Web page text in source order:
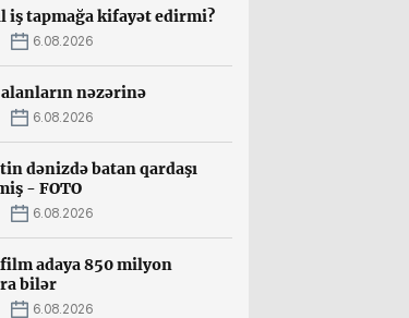
iş tapmağa kifayət edirmi?
6.08.2026
nəzərinə
6.08.2026
dənizdə batan qardaşı
- FOTO
6.08.2026
adaya 850 milyon
bilər
6.08.2026